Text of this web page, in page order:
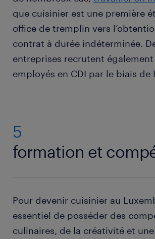
que cuisinier est une première
office de tremplin vers
contrat à durée indéterminée.
entreprises recrutent également
employés en CDI par le biais de
5
formation et
Pour devenir cuisinier au
essentiel de posséder des
culinaires, de la créativité et